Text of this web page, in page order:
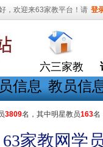
，欢迎来63家教平台！请 登
六三家教
信息 教员信
3809名，其中明星教员163名
63家教网学